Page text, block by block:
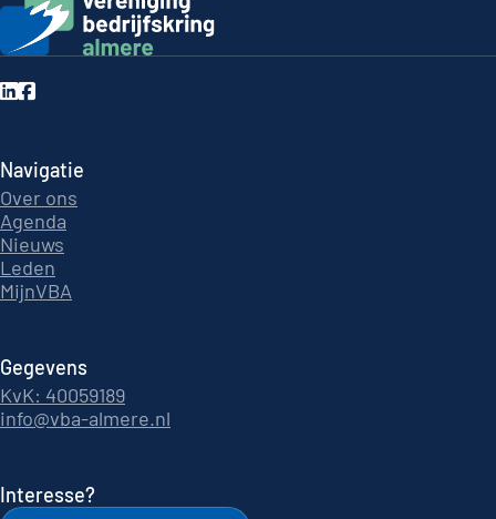
Navigatie
Over ons
Agenda
Nieuws
Leden
MijnVBA
Gegevens
KvK: 40059189
info@vba-almere.nl
Interesse?